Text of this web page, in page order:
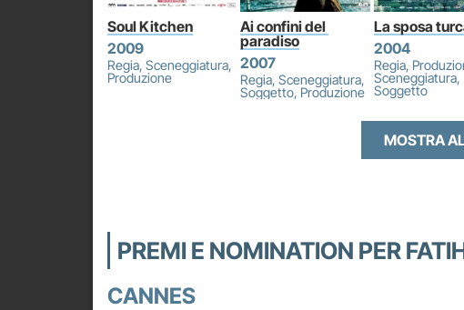
Soul Kitchen
2009
Regia, Sceneggiatura,
Produzione
Ai confini del
paradiso
2007
Regia, Sceneggiatura,
Soggetto, Produzione
La sposa
2004
Regia,
Sceneggiatura,
Soggetto
MOSTRA
PREMI E NOMINATION PER
CANNES